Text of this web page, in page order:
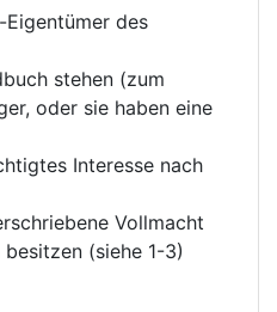
des
stehen (zum
oder sie haben eine
Interesse nach
Vollmacht
(siehe 1-3)